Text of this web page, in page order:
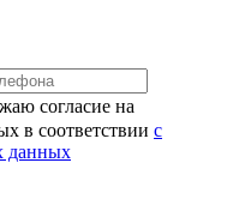
согласие на
в соответствии с
данных